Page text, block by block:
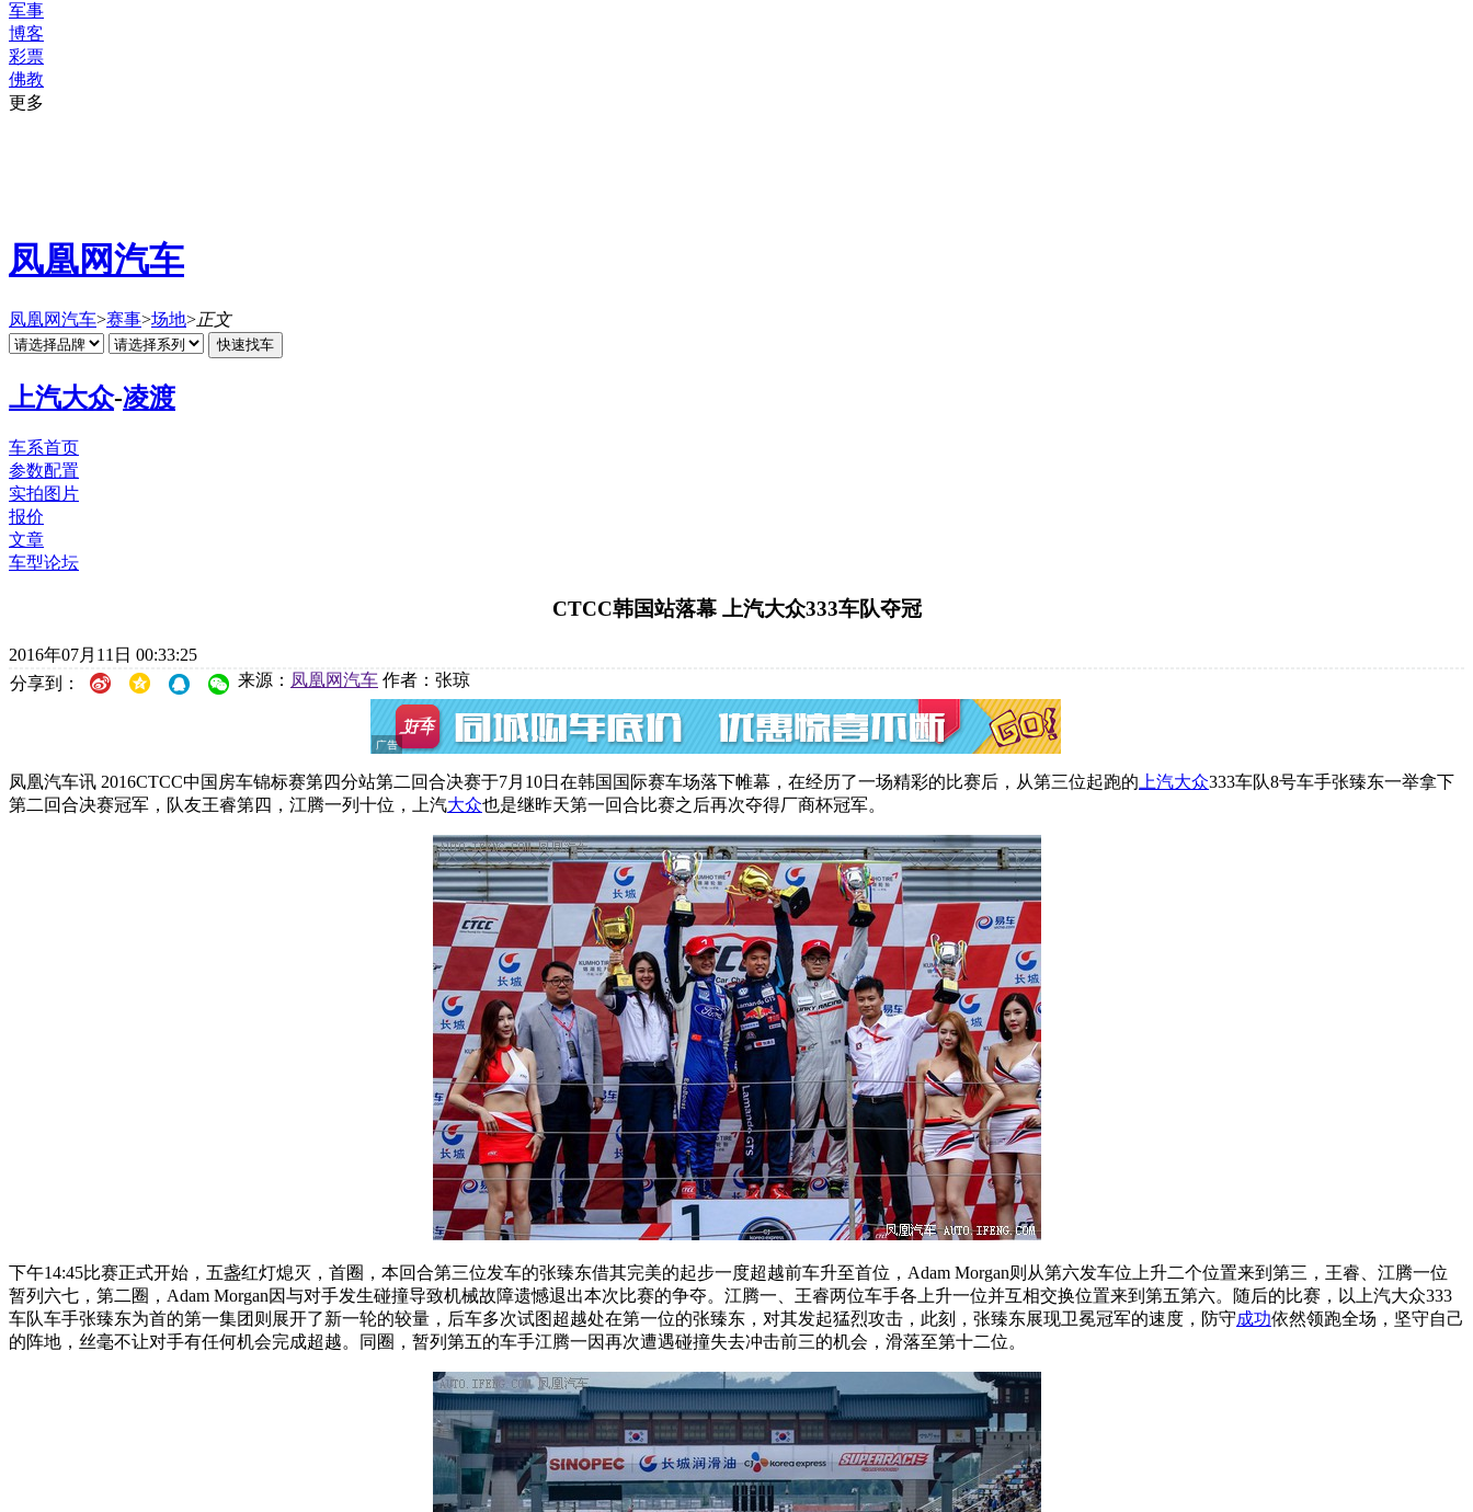
军事
博客
彩票
佛教
更多
凤凰网汽车
凤凰网汽车>赛事>场地>正文
上汽大众-凌渡
车系首页
参数配置
实拍图片
报价
文章
车型论坛
CTCC韩国站落幕 上汽大众333车队夺冠
2016年07月11日 00:33:25
分享到：
来源： 凤凰网汽车 作者：张琼
凤凰汽车讯 2016CTCC中国房车锦标赛第四分站第二回合决赛于7月10日在韩国国际赛车场落下帷幕，在经历了一场精彩的比赛后，从第三位起跑的 上汽大众333车队8号车手张臻东一举拿下
第二回合决赛冠军，队友王睿第四，江腾一列十位，上汽大众也是继昨天第一回合比赛之后再次夺得厂商杯冠军。
下午14:45比赛正式开始，五盏红灯熄灭，首圈，本回合第三位发车的张臻东借其完美的起步一度超越前车升至首位，Adam Morgan则从第六发车位上升二个位置来到第三，王睿、江腾一位
暂列六七，第二圈，Adam Morgan因与对手发生碰撞导致机械故障遗憾退出本次比赛的争夺。江腾一、王睿两位车手各上升一位并互相交换位置来到第五第六。随后的比赛，以上汽大众333
车队车手张臻东为首的第一集团则展开了新一轮的较量，后车多次试图超越处在第一位的张臻东，对其发起猛烈攻击，此刻，张臻东展现卫冕冠军的速度，防守成功依然领跑全场，坚守自己
的阵地，丝毫不让对手有任何机会完成超越。同圈，暂列第五的车手江腾一因再次遭遇碰撞失去冲击前三的机会，滑落至第十二位。